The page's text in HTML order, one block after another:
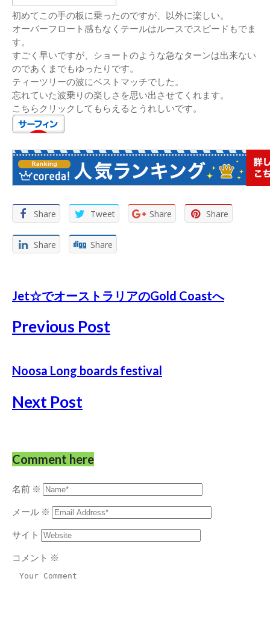
初めてこの手の板に乗ったのですが、以外に楽しい。
オーバーフロート感もなくテールはルースでスピードもでま
す。
すごく早いですが、ショートのような急なターンは出来ない
のであくまでもゆったりです。
ティーツリーの波にベストマッチでした。
忘れていた波乗りの楽しさを思い出させてくれます。
こちらクリックしてもらえるとうれしいです。
Share Tweet Share Share
Share Share
Jet☆でオーストラリアのGold Coastへ
Previous Post
Noosa Long boards festival
Next Post
Comment here
名前 ※
メール ※
サイト
コメント ※